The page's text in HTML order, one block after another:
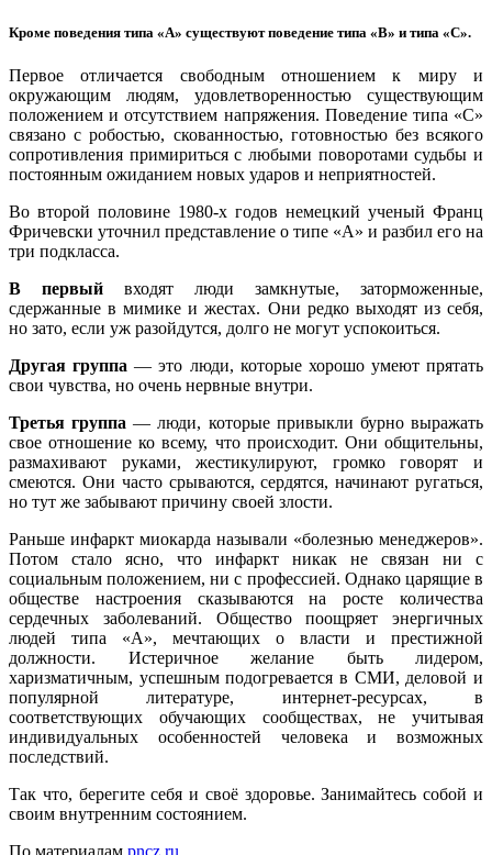
Кроме поведения типа «А» существуют поведение типа «В» и типа «С».
Первое отличается свободным отношением к миру и
окружающим людям, удовлетворенностью существующим
положением и отсутствием напряжения. Поведение типа «С»
связано с робостью, скованностью, готовностью без всякого
сопротивления примириться с любыми поворотами судьбы и
постоянным ожиданием новых ударов и неприятностей.
Во второй половине 1980-х годов немецкий ученый Франц
Фричевски уточнил представление о типе «А» и разбил его на
три подкласса.
В первый входят люди замкнутые, заторможенные,
сдержанные в мимике и жестах. Они редко выходят из себя,
но зато, если уж разойдутся, долго не могут успокоиться.
Другая группа — это люди, которые хорошо умеют прятать
свои чувства, но очень нервные внутри.
Третья группа — люди, которые привыкли бурно выражать
свое отношение ко всему, что происходит. Они общительны,
размахивают руками, жестикулируют, громко говорят и
смеются. Они часто срываются, сердятся, начинают ругаться,
но тут же забывают причину своей злости.
Раньше инфаркт миокарда называли «болезнью менеджеров».
Потом стало ясно, что инфаркт никак не связан ни с
социальным положением, ни с профессией. Однако царящие в
обществе настроения сказываются на росте количества
сердечных заболеваний. Общество поощряет энергичных
людей типа «А», мечтающих о власти и престижной
должности. Истеричное желание быть лидером,
харизматичным, успешным подогревается в СМИ, деловой и
популярной литературе, интернет-ресурсах, в
соответствующих обучающих сообществах, не учитывая
индивидуальных особенностей человека и возможных
последствий.
Так что, берегите себя и своё здоровье. Занимайтесь собой и
своим внутренним состоянием.